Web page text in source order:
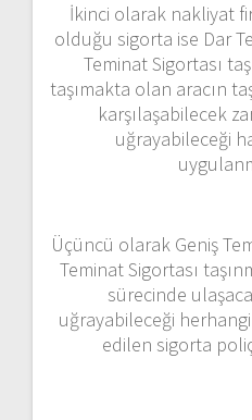
İkinci olarak nakliyat
olduğu sigorta ise Dar
Teminat Sigortası
taşımakta olan aracın
karşılaşabilecek
uğrayabileceği
Üçüncü olarak Geniş
Teminat Sigortası
sürecinde
uğrayabileceği
edilen sigorta